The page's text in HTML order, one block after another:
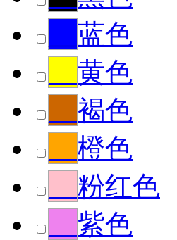
蓝色
黄色
褐色
橙色
粉红色
紫色